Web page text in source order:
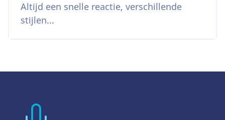
Altijd een snelle reactie, verschillende
stijlen...